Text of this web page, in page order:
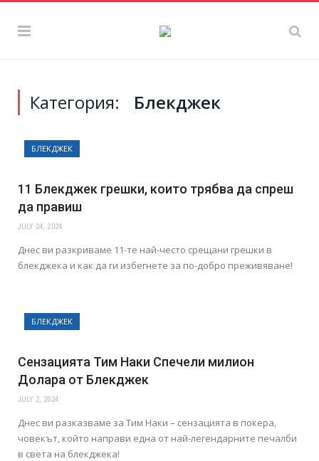
Категория: Блекджек
БЛЕКДЖЕК
11 Блекджек грешки, които трябва да спреш
да правиш
JULY 24, 2024
Днес ви разкриваме 11-те най-често срещани грешки в
блекджека и как да ги избегнете за по-добро преживяване!
БЛЕКДЖЕК
Сензацията Тим Наки Спечели милион
Долара от Блекджек
JULY 2, 2024
Днес ви разказваме за Тим Наки – сензацията в покера,
човекът, който направи една от най-легендарните печалби
в света на блекджека!